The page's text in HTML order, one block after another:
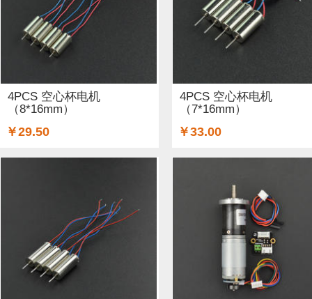
Lilypad（弃用） (4) 3G/4G/5G (1)
电源模块 (38)
加速度传感器 (2) 直流电机驱动器 (8) 电源线 (8)
其他传感器 (9) RFID (4) LCD (4)
直流电机 (58) 运动传感器 (1)
其他电子器件 (3) e-Health传感器 (2)
GSM/GPRS/GPS (3) 3D 打印机耗材
4PCS 空心杯电机
（8*16mm）
￥29.50
4PCS 空心杯电机
（7*16mm）
￥33.00